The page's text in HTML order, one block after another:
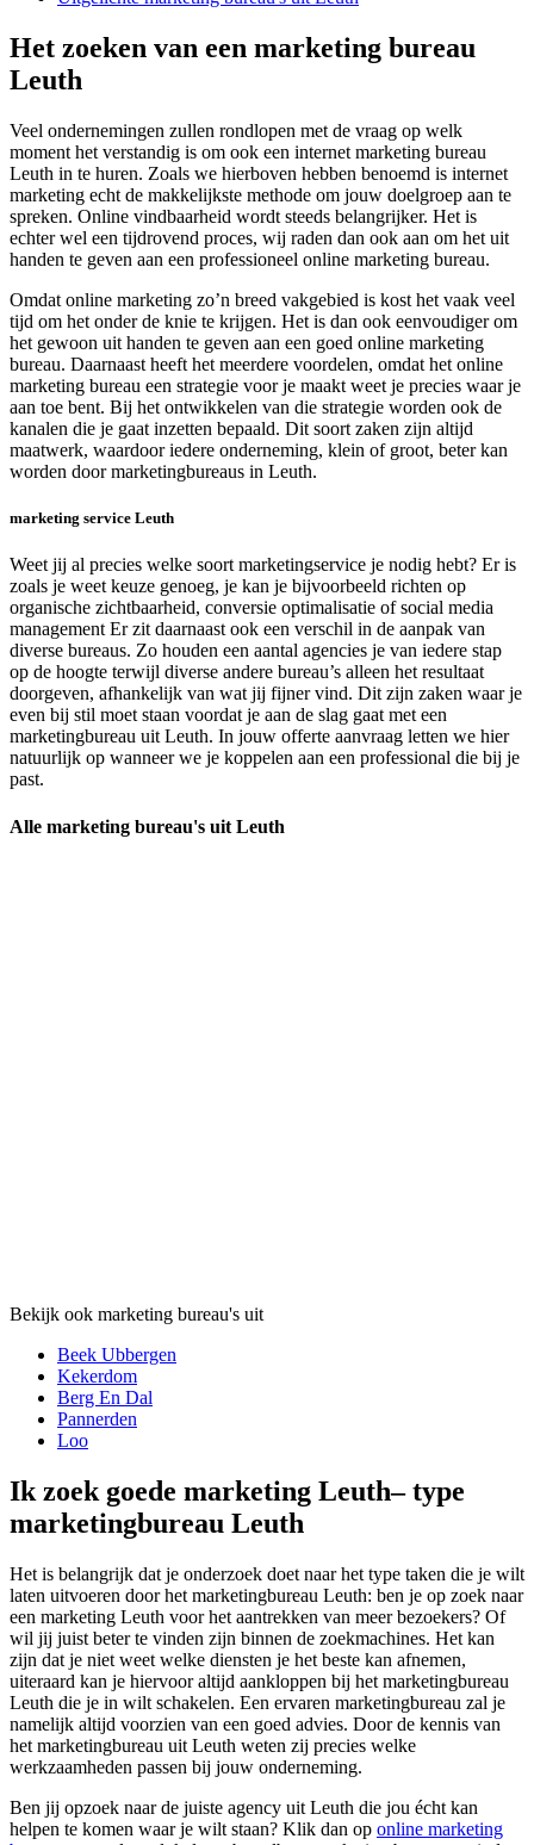
Het zoeken van een marketing bureau
Leuth
Veel ondernemingen zullen rondlopen met de vraag op welk
moment het verstandig is om ook een internet marketing bureau
Leuth in te huren. Zoals we hierboven hebben benoemd is internet
marketing echt de makkelijkste methode om jouw doelgroep aan te
spreken. Online vindbaarheid wordt steeds belangrijker. Het is
echter wel een tijdrovend proces, wij raden dan ook aan om het uit
handen te geven aan een professioneel online marketing bureau.
Omdat online marketing zo’n breed vakgebied is kost het vaak veel
tijd om het onder de knie te krijgen. Het is dan ook eenvoudiger om
het gewoon uit handen te geven aan een goed online marketing
bureau. Daarnaast heeft het meerdere voordelen, omdat het online
marketing bureau een strategie voor je maakt weet je precies waar je
aan toe bent. Bij het ontwikkelen van die strategie worden ook de
kanalen die je gaat inzetten bepaald. Dit soort zaken zijn altijd
maatwerk, waardoor iedere onderneming, klein of groot, beter kan
worden door marketingbureaus in Leuth.
marketing service Leuth
Weet jij al precies welke soort marketingservice je nodig hebt? Er is
zoals je weet keuze genoeg, je kan je bijvoorbeeld richten op
organische zichtbaarheid, conversie optimalisatie of social media
management Er zit daarnaast ook een verschil in de aanpak van
diverse bureaus. Zo houden een aantal agencies je van iedere stap
op de hoogte terwijl diverse andere bureau’s alleen het resultaat
doorgeven, afhankelijk van wat jij fijner vind. Dit zijn zaken waar je
even bij stil moet staan voordat je aan de slag gaat met een
marketingbureau uit Leuth. In jouw offerte aanvraag letten we hier
natuurlijk op wanneer we je koppelen aan een professional die bij je
past.
Alle marketing bureau's uit Leuth
Bekijk ook marketing bureau's uit
Beek Ubbergen
Kekerdom
Berg En Dal
Pannerden
Loo
Ik zoek goede marketing Leuth– type
marketingbureau Leuth
Het is belangrijk dat je onderzoek doet naar het type taken die je wilt
laten uitvoeren door het marketingbureau Leuth: ben je op zoek naar
een marketing Leuth voor het aantrekken van meer bezoekers? Of
wil jij juist beter te vinden zijn binnen de zoekmachines. Het kan
zijn dat je niet weet welke diensten je het beste kan afnemen,
uiteraard kan je hiervoor altijd aankloppen bij het marketingbureau
Leuth die je in wilt schakelen. Een ervaren marketingbureau zal je
namelijk altijd voorzien van een goed advies. Door de kennis van
het marketingbureau uit Leuth weten zij precies welke
werkzaamheden passen bij jouw onderneming.
Ben jij opzoek naar de juiste agency uit Leuth die jou écht kan
helpen te komen waar je wilt staan? Klik dan op online marketing